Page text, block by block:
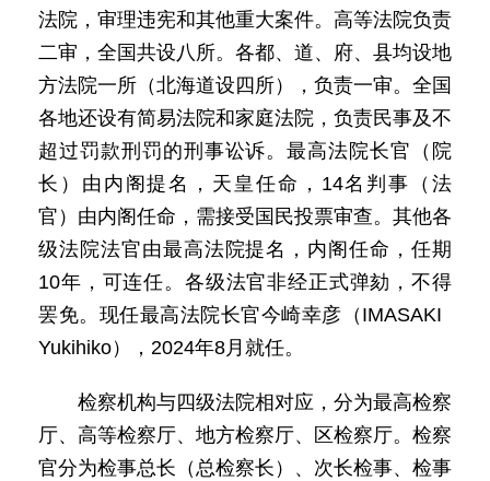
法院，审理违宪和其他重大案件。高等法院负责
二审，全国共设八所。各都、道、府、县均设地
方法院一所（北海道设四所），负责一审。全国
各地还设有简易法院和家庭法院，负责民事及不
超过罚款刑罚的刑事讼诉。最高法院长官（院
长）由内阁提名，天皇任命，14名判事（法
官）由内阁任命，需接受国民投票审查。其他各
级法院法官由最高法院提名，内阁任命，任期
10年，可连任。各级法官非经正式弹劾，不得
罢免。现任最高法院长官今崎幸彦（IMASAKI
Yukihiko），2024年8月就任。
检察机构与四级法院相对应，分为最高检察
厅、高等检察厅、地方检察厅、区检察厅。检察
官分为检事总长（总检察长）、次长检事、检事